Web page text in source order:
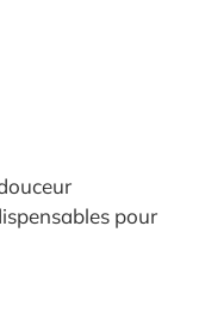
pour